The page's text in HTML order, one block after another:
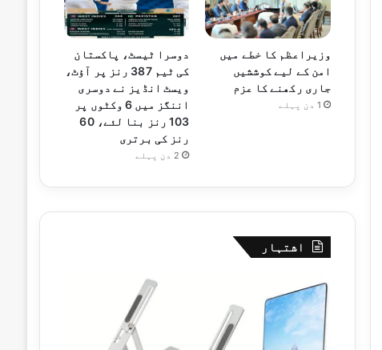
وزیراعظم کا خطے میں
امن کے لیے کوششیں
جاری رکھنے کا عزم
1 دن پہلے
دوسرا ٹیسٹ، پاکستان
کی ٹیم 387 رنز پر آؤٹ،
ویسٹ انڈیز نے دوسری
اننگز میں 6 وکٹوں پر
103 رنز بنا لئے، 60
رنز کی برتری
2 دن پہلے
اشتہار